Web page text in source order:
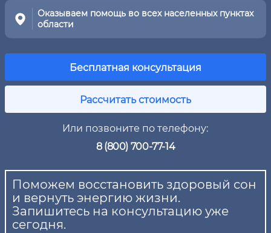
Оказываем помощь во всех населенных пунктах
области
Бесплатная консультация
Рассчитать стоимость
Или позвоните по телефону:
8 (800) 700-77-14
Поможем восстановить здоровый сон
и вернуть энергию жизни.
Запишитесь на консультацию уже
сегодня.